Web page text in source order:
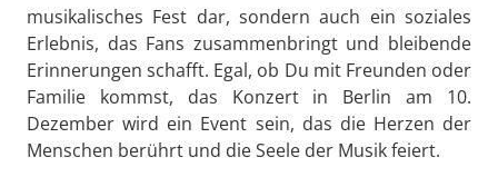
musikalisches Fest dar, sondern auch ein soziales
Erlebnis, das Fans zusammenbringt und bleibende
Erinnerungen schafft. Egal, ob Du mit Freunden oder
Familie kommst, das Konzert in Berlin am 10.
Dezember wird ein Event sein, das die Herzen der
Menschen berührt und die Seele der Musik feiert.